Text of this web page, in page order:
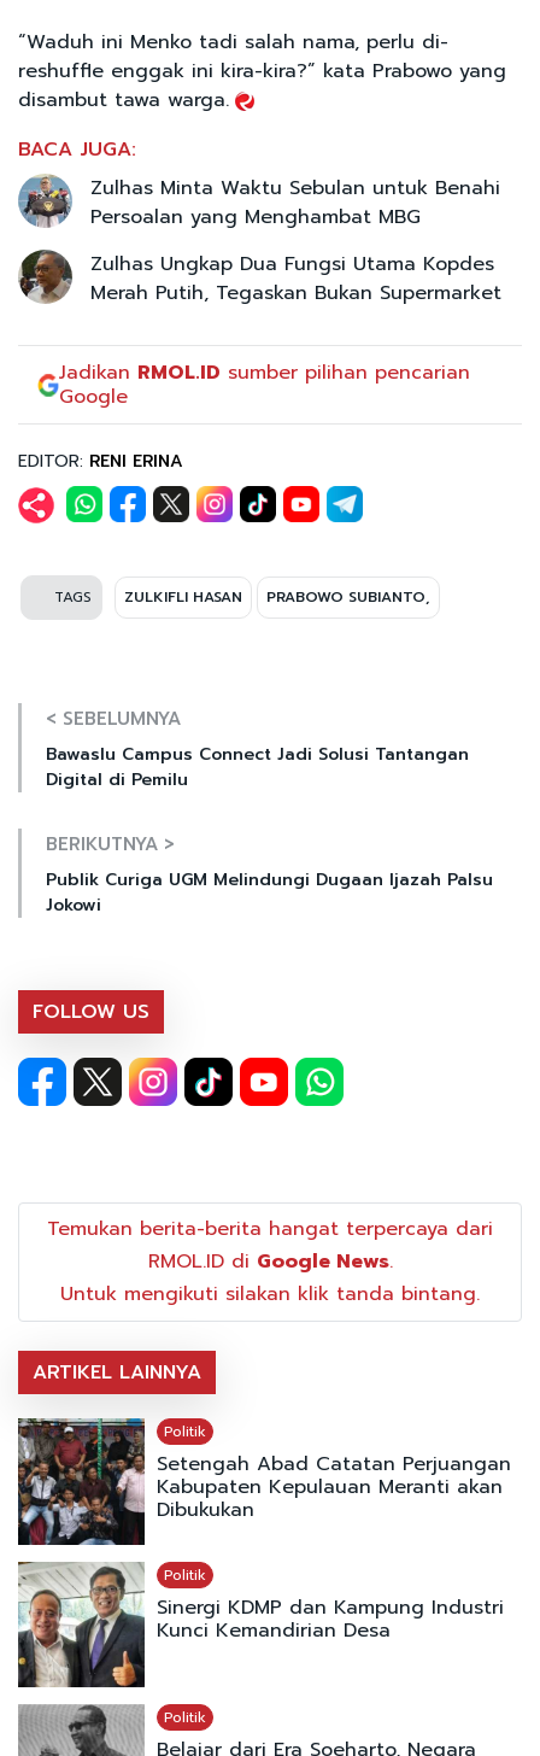
“Waduh ini Menko tadi salah nama, perlu di-
reshuffle enggak ini kira-kira?” kata Prabowo yang
disambut tawa warga.
BACA JUGA:
Zulhas Minta Waktu Sebulan untuk Benahi
Persoalan yang Menghambat MBG
Zulhas Ungkap Dua Fungsi Utama Kopdes
Merah Putih, Tegaskan Bukan Supermarket
Jadikan RMOL.ID sumber pilihan pencarian
Google
EDITOR: RENI ERINA
TAGS ZULKIFLI HASAN PRABOWO SUBIANTO,
< SEBELUMNYA
Bawaslu Campus Connect Jadi Solusi Tantangan
Digital di Pemilu
BERIKUTNYA >
Publik Curiga UGM Melindungi Dugaan Ijazah Palsu
Jokowi
FOLLOW US
Temukan berita-berita hangat terpercaya dari
RMOL.ID di Google News.
Untuk mengikuti silakan klik tanda bintang.
ARTIKEL LAINNYA
Politik
Setengah Abad Catatan Perjuangan
Kabupaten Kepulauan Meranti akan
Dibukukan
Politik
Sinergi KDMP dan Kampung Industri
Kunci Kemandirian Desa
Politik